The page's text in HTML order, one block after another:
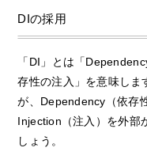
DIの採用
「DI」とは「
存性の注入」を意味しま
が、Dependency（依存
Injection（注入）を外部
しょう。